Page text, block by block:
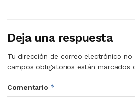
Deja una respuesta
Tu dirección de correo electrónico no
campos obligatorios están marcados
Comentario *